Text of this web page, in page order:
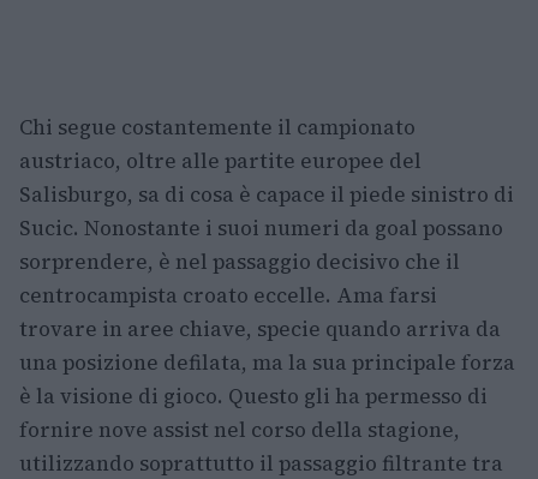
Chi segue costantemente il campionato
austriaco, oltre alle partite europee del
Salisburgo, sa di cosa è capace il piede sinistro di
Sucic. Nonostante i suoi numeri da goal possano
sorprendere, è nel passaggio decisivo che il
centrocampista croato eccelle. Ama farsi
trovare in aree chiave, specie quando arriva da
una posizione defilata, ma la sua principale forza
è la visione di gioco. Questo gli ha permesso di
fornire nove assist nel corso della stagione,
utilizzando soprattutto il passaggio filtrante tra